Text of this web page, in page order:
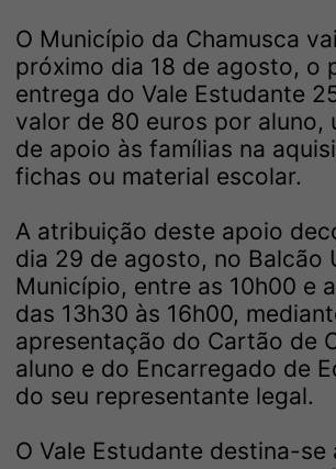
O Município da Chamusca
próximo dia 18 de agosto, o
entrega do Vale Estudante
valor de 80 euros por aluno,
de apoio às famílias na
fichas ou material escolar.
A atribuição deste apoio
dia 29 de agosto, no Balcão
Município, entre as 10h00 e
das 13h30 às 16h00,
apresentação do Cartão de
aluno e do Encarregado de
do seu representante legal.
O Vale Estudante destina-se